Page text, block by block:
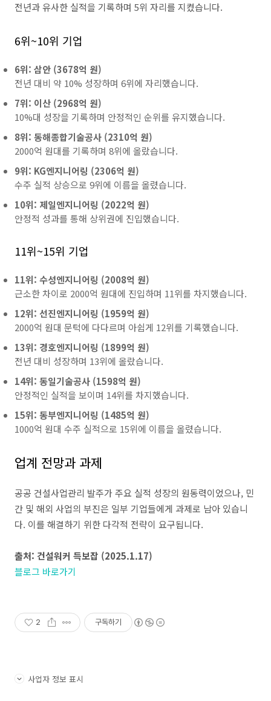
전년과 유사한 실적을 기록하며 5위 자리를 지켰습니다.
6위~10위 기업
6위: 삼안 (3678억 원)
전년 대비 약 10% 성장하며 6위에 자리했습니다.
7위: 이산 (2968억 원)
10%대 성장을 기록하며 안정적인 순위를 유지했습니다.
8위: 동해종합기술공사 (2310억 원)
2000억 원대를 기록하며 8위에 올랐습니다.
9위: KG엔지니어링 (2306억 원)
수주 실적 상승으로 9위에 이름을 올렸습니다.
10위: 제일엔지니어링 (2022억 원)
안정적 성과를 통해 상위권에 진입했습니다.
11위~15위 기업
11위: 수성엔지니어링 (2008억 원)
근소한 차이로 2000억 원대에 진입하며 11위를 차지했습니다.
12위: 선진엔지니어링 (1959억 원)
2000억 원대 문턱에 다다르며 아쉽게 12위를 기록했습니다.
13위: 경호엔지니어링 (1899억 원)
전년 대비 성장하며 13위에 올랐습니다.
14위: 동일기술공사 (1598억 원)
안정적인 실적을 보이며 14위를 차지했습니다.
15위: 동부엔지니어링 (1485억 원)
1000억 원대 수주 실적으로 15위에 이름을 올렸습니다.
업계 전망과 과제
공공 건설사업관리 발주가 주요 실적 성장의 원동력이었으나, 민
간 및 해외 사업의 부진은 일부 기업들에게 과제로 남아 있습니
다. 이를 해결하기 위한 다각적 전략이 요구됩니다.
출처: 건설워커 득보잡 (2025.1.17)
블로그 바로가기
2 구독하기
사업자 정보 표시